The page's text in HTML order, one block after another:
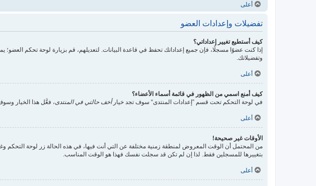
أعلى
تفضيلات وإعدادات العضو
كيف أستطيع تغيير إعداداتي؟
إذا كنت عضوًا مسجلًا، فإن جميع إعداداتك تحفظ في قاعدة البيانات. لتعديلهم، قم بزيارة لوحة تحكم
وتفضيلاتك.
أعلى
كيف أمنع اسمي من الظهور في قائمة أسماء الأعضاء؟
في لوحة التحكم تحت قسم ”إعدادات المنتدى“ سوف تجد خيارأخف حالتي في المنتدى، فعَّل هذا الخيار
أعلى
الأوقات غير صحيحة!
من المحتمل أن الوقت المعروض لمنطقة زمنية مختلفة عن التي أنت فيها، في هذه الحالة زر لوحة التحكم
بتغييرها للمسجلين فقط. لذا إن لم تكن قد سجلت نفسك فهذا هو الوقت المناسب.
أعلى